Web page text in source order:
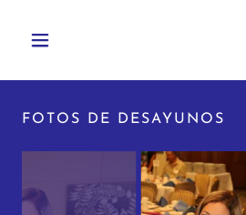
FOTOS DE DESAYUNOS